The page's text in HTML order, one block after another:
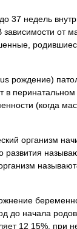
37 недель
от
рождение)
в
(когда
организм
развития
до начала
12 15%, при